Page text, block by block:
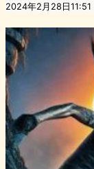
2024年2月28日11:51